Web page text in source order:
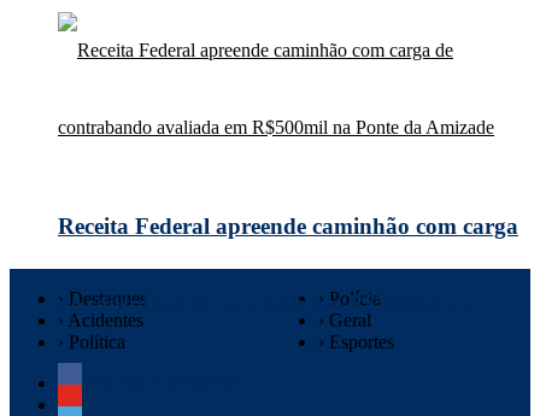
Receita Federal apreende caminhão com carga
de contrabando avaliada em R$500mil na
Ponte da Amizade
› Destaques
› Acidentes
› Política
› Polícia
› Geral
› Esportes